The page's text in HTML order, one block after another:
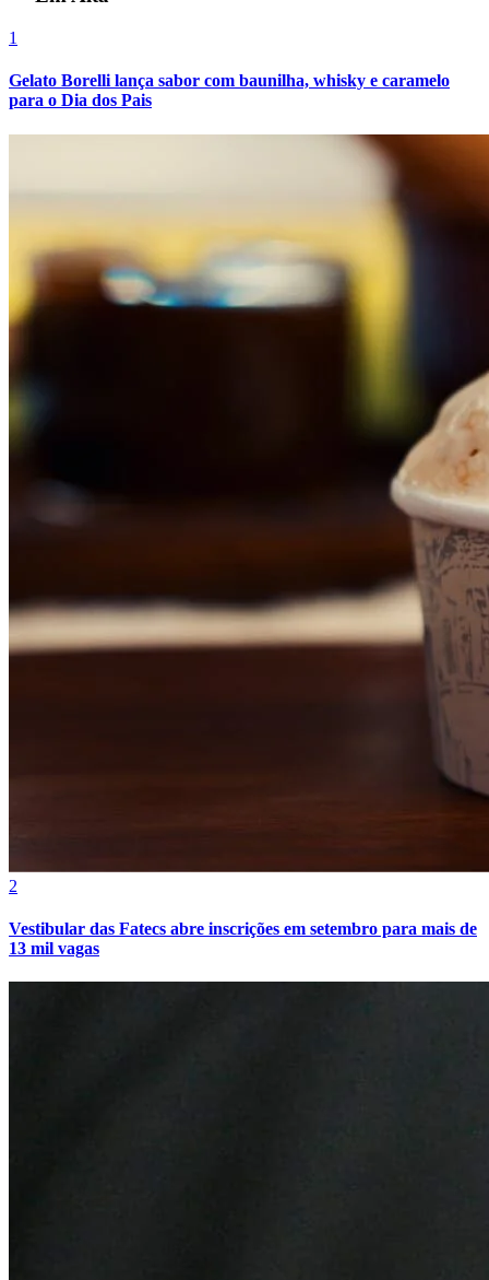
1
Gelato Borelli lança sabor com baunilha, whisky e caramelo
para o Dia dos Pais
2
Vestibular das Fatecs abre inscrições em setembro para mais de
13 mil vagas